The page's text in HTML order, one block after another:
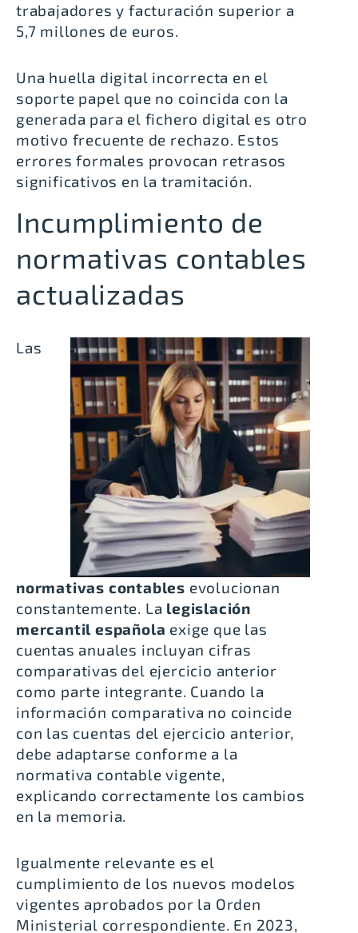
trabajadores y facturación superior a
5,7 millones de euros.
Una huella digital incorrecta en el
soporte papel que no coincida con la
generada para el fichero digital es otro
motivo frecuente de rechazo. Estos
errores formales provocan retrasos
significativos en la tramitación.
Incumplimiento de
normativas contables
actualizadas
Las
normativas contables evolucionan
constantemente. La legislación
mercantil española exige que las
cuentas anuales incluyan cifras
comparativas del ejercicio anterior
como parte integrante. Cuando la
información comparativa no coincide
con las cuentas del ejercicio anterior,
debe adaptarse conforme a la
normativa contable vigente,
explicando correctamente los cambios
en la memoria.
Igualmente relevante es el
cumplimiento de los nuevos modelos
vigentes aprobados por la Orden
Ministerial correspondiente. En 2023,